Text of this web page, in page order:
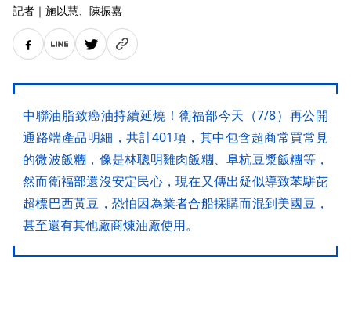
記者 ｜ 施以慧、陳振嘉
中聯油脂致癌油持續延燒！衛福部今天（7/8）再公開
通路端產品明細，共計401項，其中包含超商常買常見
的微波飯糰，像是林聰明雞肉飯糰、阜杭豆漿飯糰等，
然而衛福部還沒安定民心，現在又傳出疑似導致苯駢芘
超標巴西黃豆，恐怕因為業者合船採購而混到美國豆，
甚至還有其他廠商煉油廠使用。